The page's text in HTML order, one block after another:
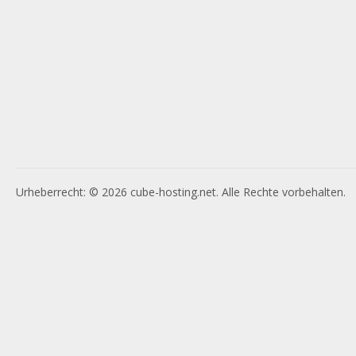
Urheberrecht: © 2026 cube-hosting.net. Alle Rechte vorbehalten.